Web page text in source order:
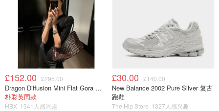
片，和鸡肉（熟的）。
£152.00 £295.00
Dragon Diffusion Mini Flat Gora 深棕色手提包
朴彩英同款
HBX 1341人感兴趣
£30.00 £140.00
New Balance 2002 Pure Silver 复古
跑鞋
The Hip Store 1327人感兴趣